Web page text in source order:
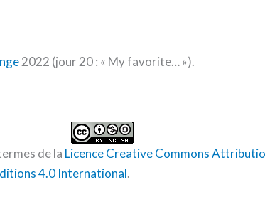
2022 (jour 20 : « My favorite… »).
de la Licence Creative Commons
4.0 International.